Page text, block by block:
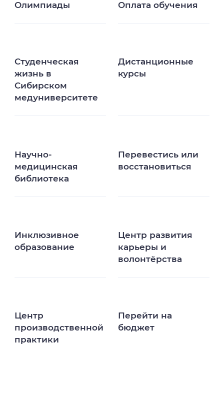
2026 году
Олимпиады Оплата обучения
Студенческая
жизнь в
Сибирском
медуниверситете
Дистанционные
курсы
Научно-
медицинская
библиотека
Перевестись или
восстановиться
Инклюзивное
образование
Центр развития
карьеры и
волонтёрства
Центр
производственной
практики
Перейти на
бюджет